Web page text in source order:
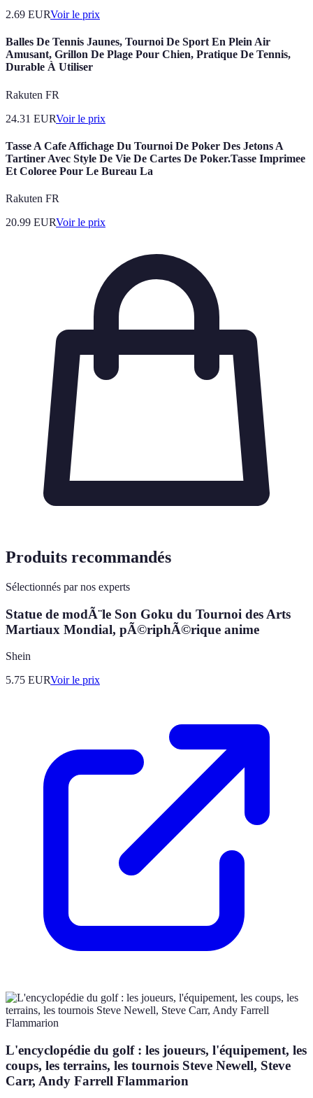
2.69 EURVoir le prix
Balles De Tennis Jaunes, Tournoi De Sport En Plein Air
Amusant, Grillon De Plage Pour Chien, Pratique De Tennis,
Durable À Utiliser
Rakuten FR
24.31 EURVoir le prix
Tasse A Cafe Affichage Du Tournoi De Poker Des Jetons A
Tartiner Avec Style De Vie De Cartes De Poker.Tasse Imprimee
Et Coloree Pour Le Bureau La
Rakuten FR
20.99 EURVoir le prix
Produits recommandés
Sélectionnés par nos experts
Statue de modÃ¨le Son Goku du Tournoi des Arts
Martiaux Mondial, pÃ©riphÃ©rique anime
Shein
5.75 EURVoir le prix
L'encyclopédie du golf : les joueurs, l'équipement, les
coups, les terrains, les tournois Steve Newell, Steve
Carr, Andy Farrell Flammarion